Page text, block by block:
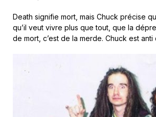
Death signifie mort, mais Chuck précise
qu’il veut vivre plus que tout, que la
de mort, c’est de la merde. Chuck est anti